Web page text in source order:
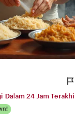
Dalam 24 Jam